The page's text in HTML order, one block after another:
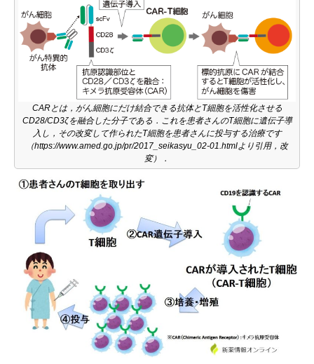
CARとは，がん細胞にだけ結合できる抗体とT細胞を活性化させる
CD28/CD3ζを融合した分子である．これを患者さんのT細胞に遺伝子導
入し，その改変して作られたT細胞を患者さんに投与する治療です
（https://www.amed.go.jp/pr/2017_seikasyu_02-01.htmlより引用，改
変）．